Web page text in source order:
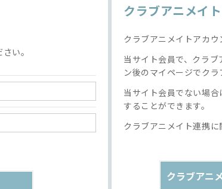
い。
クラブアニメイ
クラブアニメイトアカウ
当サイト会員で、クラ
ン後のマイページでクラ
当サイト会員でない場
することができます。
クラブアニメイト連携
クラブアニ